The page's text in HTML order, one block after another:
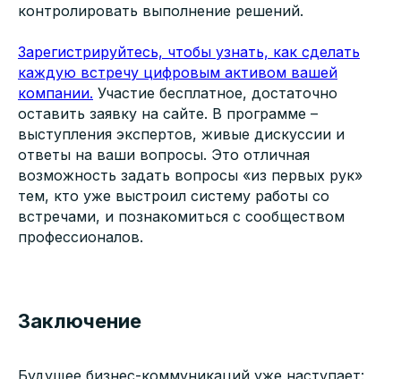
контролировать выполнение решений.
Зарегистрируйтесь, чтобы узнать, как сделать
каждую встречу цифровым активом вашей
компании. Участие бесплатное, достаточно
оставить заявку на сайте. В программе –
выступления экспертов, живые дискуссии и
ответы на ваши вопросы. Это отличная
возможность задать вопросы «из первых рук»
тем, кто уже выстроил систему работы со
встречами, и познакомиться с сообществом
профессионалов.
Заключение
Будущее бизнес-коммуникаций уже наступает: